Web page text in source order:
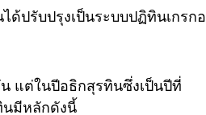
ด้ปรับปรุงเป็นระบบปฏิทินเกรกอ
แต่ในปีอธิกสุรทินซึ่งเป็นปีที่
นมีหลักดังนี้